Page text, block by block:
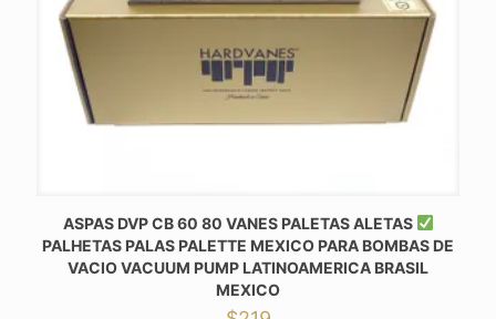
ASPAS DVP CB 60 80 VANES PALETAS ALETAS
PALHETAS PALAS PALETTE MEXICO PARA BOMBAS DE
VACIO VACUUM PUMP LATINOAMERICA BRASIL
MEXICO